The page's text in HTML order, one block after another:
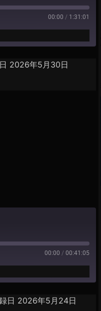
00:00 / 1:31:01
2026年5月30日
00:00 / 00:41:05
日 2026年5月24日